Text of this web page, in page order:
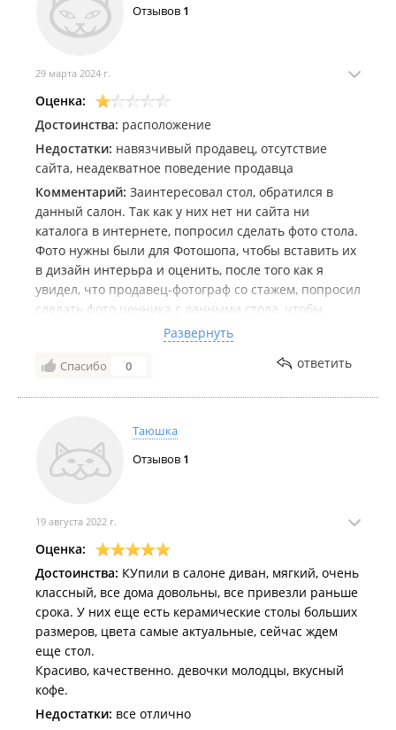
Отзывов 1
29 марта 2024 г.
Оценка:
Достоинства: расположение
Недостатки: навязчивый продавец, отсутствие
сайта, неадекватное поведение продавца
Комментарий: Заинтересовал стол, обратился в
данный салон. Так как у них нет ни сайта ни
каталога в интернете, попросил сделать фото стола.
Фото нужны были для Фотошопа, чтобы вставить их
в дизайн интерьра и оценить, после того как я
увидел, что продавец-фотограф со стажем, попросил
сделать фото ценника с данными стола, чтобы
найти нужную картинку онлайн самостоятельно, и
тут начались не понятные шифровальные действия
продавца с не внятными отмазками с последующим
спрашивал. В общем хотел купить у них стол, но
повезло с таким в ковычках прекрасным продавцом,
больше туда ни ногой. Фото переписки прилагаю. Б-
Развернуть
Спасибо 0 ответить
Таюшка
Отзывов 1
19 августа 2022 г.
Оценка:
Достоинства: КУпили в салоне диван, мягкий, очень
классный, все дома довольны, все привезли раньше
срока. У них еще есть керамические столы больших
размеров, цвета самые актуальные, сейчас ждем
еще стол.
Красиво, качественно. девочки молодцы, вкусный
кофе.
Недостатки: все отлично